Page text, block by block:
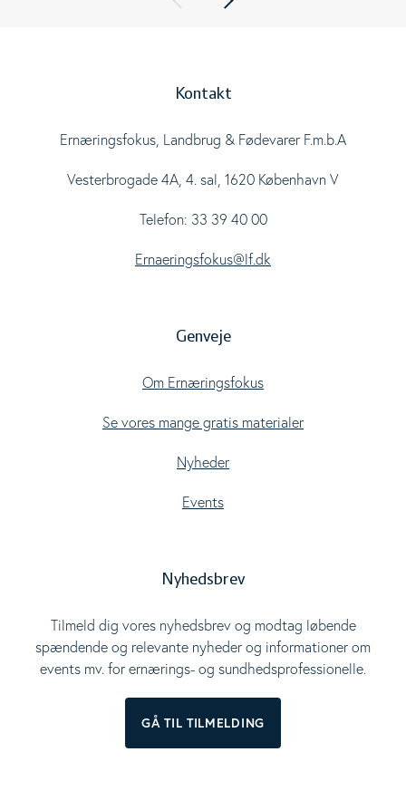
Kontakt
Ernæringsfokus, Landbrug & Fødevarer F.m.b.A
Vesterbrogade 4A, 4. sal, 1620 København V
Telefon: 33 39 40 00
Ernaeringsfokus@lf.dk
Genveje
Om Ernæringsfokus
Se vores mange gratis materialer
Nyheder
Events
Nyhedsbrev
Tilmeld dig vores nyhedsbrev og modtag løbende
spændende og relevante nyheder og informationer om
events mv. for ernærings- og sundhedsprofessionelle.
GÅ TIL TILMELDING